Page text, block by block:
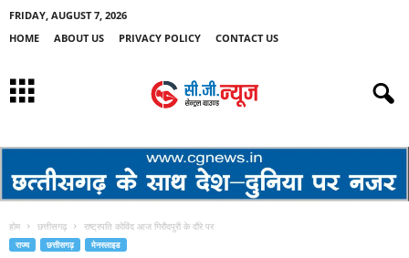
FRIDAY, AUGUST 7, 2026
HOME
ABOUT US PRIVACY POLICY CONTACT US
होम छत्तीसगढ़ राष्ट्रपति कोविंद आज गिरौदपुरी के दौरे पर
राज्य छत्तीसगढ़ मेनस्लाइड